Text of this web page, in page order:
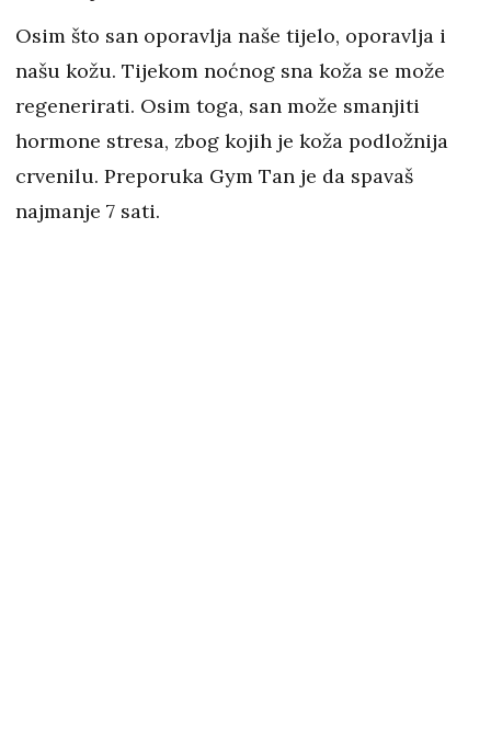
Osim što san oporavlja naše tijelo, oporavlja i
našu kožu. Tijekom noćnog sna koža se može
regenerirati. Osim toga, san može smanjiti
hormone stresa, zbog kojih je koža podložnija
crvenilu. Preporuka Gym Tan je da spavaš
najmanje 7 sati.